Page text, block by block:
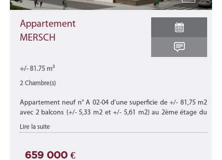
Appartement
MERSCH
+/- 81.75 m²
2 Chambre(s)
Appartement neuf n° A 02-04 d'une superficie de +/- 81,75 m2
avec 2 balcons (+/- 5,33 m2 et +/- 5,61 m2) au 2ème étage du
bâtiment B de cette nouvelle résidence "CHARLOTTE"
composée de 15 appart ...
Lire la suite
659 000 €